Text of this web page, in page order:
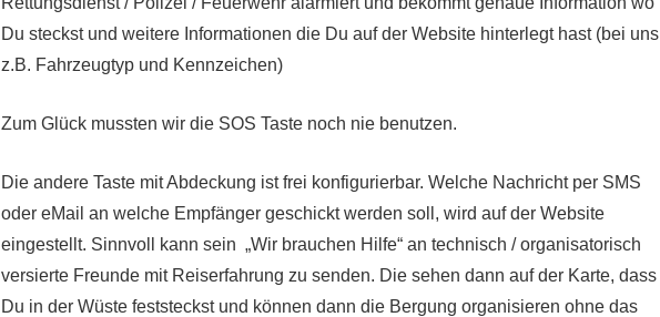
Du steckst und weitere Informationen die Du auf der Website hinterlegt hast (bei uns
z.B. Fahrzeugtyp und Kennzeichen)
Zum Glück mussten wir die SOS Taste noch nie benutzen.
Die andere Taste mit Abdeckung ist frei konfigurierbar. Welche Nachricht per SMS
oder eMail an welche Empfänger geschickt werden soll, wird auf der Website
eingestellt. Sinnvoll kann sein „Wir brauchen Hilfe“ an technisch / organisatorisch
versierte Freunde mit Reiserfahrung zu senden. Die sehen dann auf der Karte, dass
Du in der Wüste feststeckst und können dann die Bergung organisieren ohne das